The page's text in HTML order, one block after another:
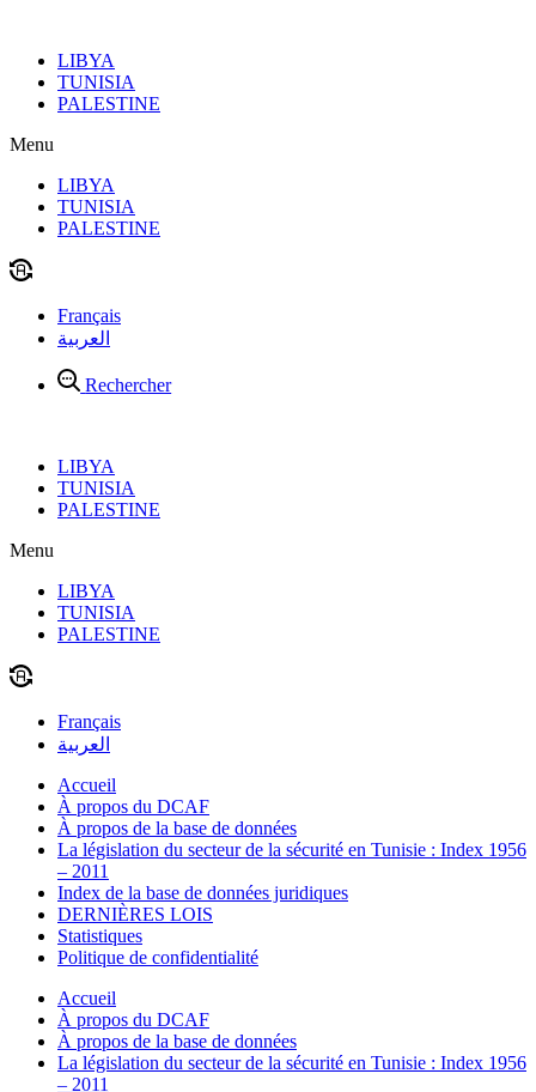
contenuLIBYA
TUNISIA
PALESTINE
Menu
LIBYA
TUNISIA
PALESTINE
Français
العربية
Rechercher
LIBYA
TUNISIA
PALESTINE
Menu
LIBYA
TUNISIA
PALESTINE
Français
العربية
Accueil
À propos du DCAF
À propos de la base de données
La législation du secteur de la sécurité en Tunisie : Index 1956
– 2011
Index de la base de données juridiques
DERNIÈRES LOIS
Statistiques
Politique de confidentialité
Accueil
À propos du DCAF
À propos de la base de données
La législation du secteur de la sécurité en Tunisie : Index 1956
– 2011